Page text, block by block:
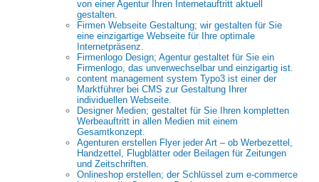
von einer Agentur Ihren Internetauftritt aktuell
gestalten.
Firmen Webseite Gestaltung; wir gestalten für Sie
eine einzigartige Webseite für Ihre optimale
Internetpräsenz.
Firmenlogo Design; Agentur gestaltet für Sie ein
Firmenlogo, das unverwechselbar und einzigartig ist.
content management system Typo3 ist einer der
Marktführer bei CMS zur Gestaltung Ihrer
individuellen Webseite.
Designer Medien; gestaltet für Sie Ihren kompletten
Werbeauftritt in allen Medien mit einem
Gesamtkonzept.
Agenturen erstellen Flyer jeder Art – ob Werbezettel,
Handzettel, Flugblätter oder Beilagen für Zeitungen
und Zeitschriften.
Onlineshop erstellen; der Schlüssel zum e-commerce